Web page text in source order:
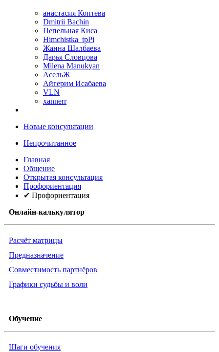
анастасия Коптева
Dmitrii Bachin
Пепельная Киса
Himchistka_tpPi
Жанна Шалбаева
Дарья Словцова
Milena Manukyan
АсельЖ
Айгерим Исабаева
VLN
xannerr
Новые консультации
Непрочитанное
Главная
Общение
Открытая консультация
Профориентация
✔ Профориентация
Онлайн-калькулятор
Расчёт матрицы
Предназначение
Совместимость партнёров
Графики судьбы и воли
Обучение
Шаги обучения